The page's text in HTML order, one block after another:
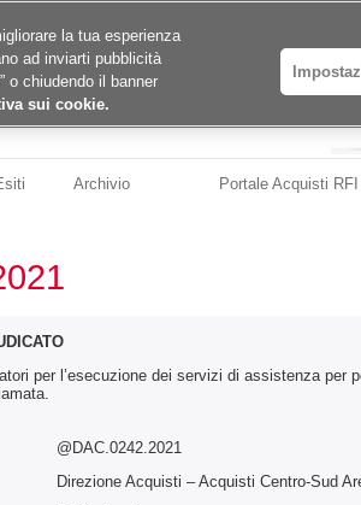
Archivio Portale Acquisti RFI
per l’esecuzione dei servizi di assistenza per
@DAC.0242.2021
Direzione Acquisti – Acquisti Centro-Sud
la tua esperienza
ad inviarti pubblicità
o chiudendo il banner
sui cookie.